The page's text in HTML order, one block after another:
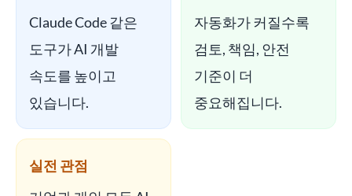
Claude Code 같은
도구가 AI 개발
속도를 높이고
있습니다.
자동화가 커질수록
검토, 책임, 안전
기준이 더
중요해집니다.
실전 관점